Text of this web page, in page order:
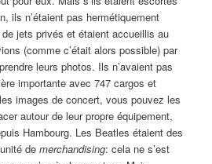
ils n’étaient pas hermétiquement
jets privés et étaient accueillis au
(comme c’était alors possible) par
leurs photos. Ils n’avaient pas
importante avec 747 cargos et
images de concert, vous pouvez les
autour de leur propre équipement,
Hambourg. Les Beatles étaient des
demerchandising: cela ne s’est